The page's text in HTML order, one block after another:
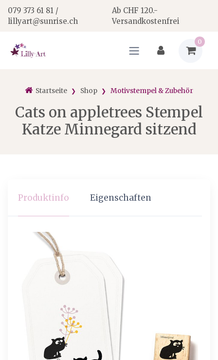
079 373 61 81 /
lillyart@sunrise.ch
Ab CHF 120.-
Versandkostenfrei
0
Startseite Shop Motivstempel & Zubehör
Cats on appletrees Stempel
Katze Minnegard sitzend
Produktinfo Eigenschaften